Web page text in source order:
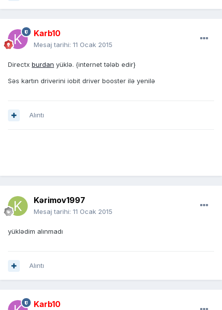
Karb10
Mesaj tarihi: 11 Ocak 2015
Directx burdan yüklə. {internet tələb edir}
Səs kartın driverini iobit driver booster ilə yenilə
Alıntı
Kərimov1997
Mesaj tarihi: 11 Ocak 2015
yüklədim alınmadı
Alıntı
Karb10